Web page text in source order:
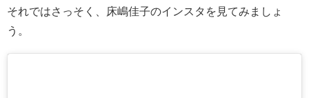
それではさっそく、床嶋佳子のインスタを見てみましょ
う。